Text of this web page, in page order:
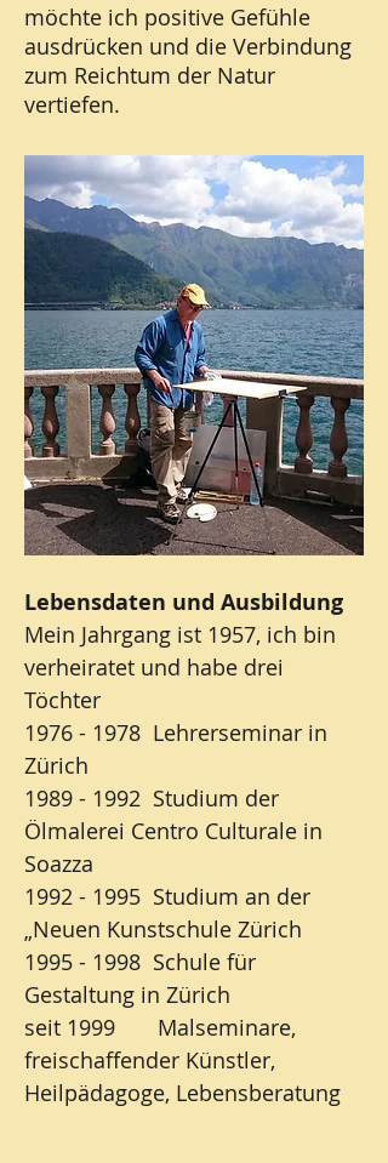
möchte ich positive Gefühle
ausdrücken und die Verbindung
zum Reichtum der Natur
vertiefen.
Lebensdaten und Ausbildung
Mein Jahrgang ist 1957, ich bin
verheiratet und habe drei
Töchter
1976 - 1978 Lehrerseminar in
Zürich
1989 - 1992 Studium der
Ölmalerei Centro Culturale in
Soazza
1992 - 1995 Studium an der
„Neuen Kunstschule Zürich
1995 - 1998 Schule für
Gestaltung in Zürich
seit 1999 Malseminare,
freischaffender Künstler,
Heilpädagoge, Lebensberatung